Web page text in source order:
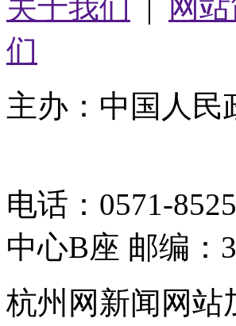
关于我们 | 网
们
主办：中国人
电话：0571-
中心B座 邮编：
杭州网新闻网站